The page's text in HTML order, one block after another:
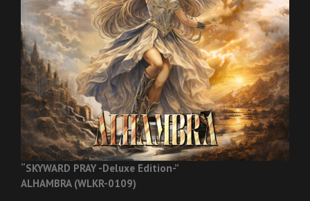
“SKYWARD PRAY -Deluxe Edition-”
ALHAMBRA (WLKR-0109)